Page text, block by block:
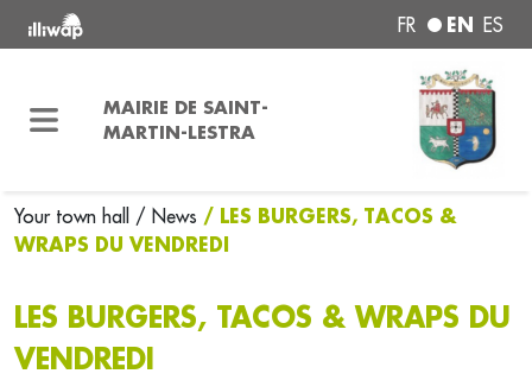
FR EN ES
MAIRIE DE SAINT-
MARTIN-LESTRA
Your town hall / News / LES BURGERS, TACOS &
WRAPS DU VENDREDI
LES BURGERS, TACOS & WRAPS DU
VENDREDI